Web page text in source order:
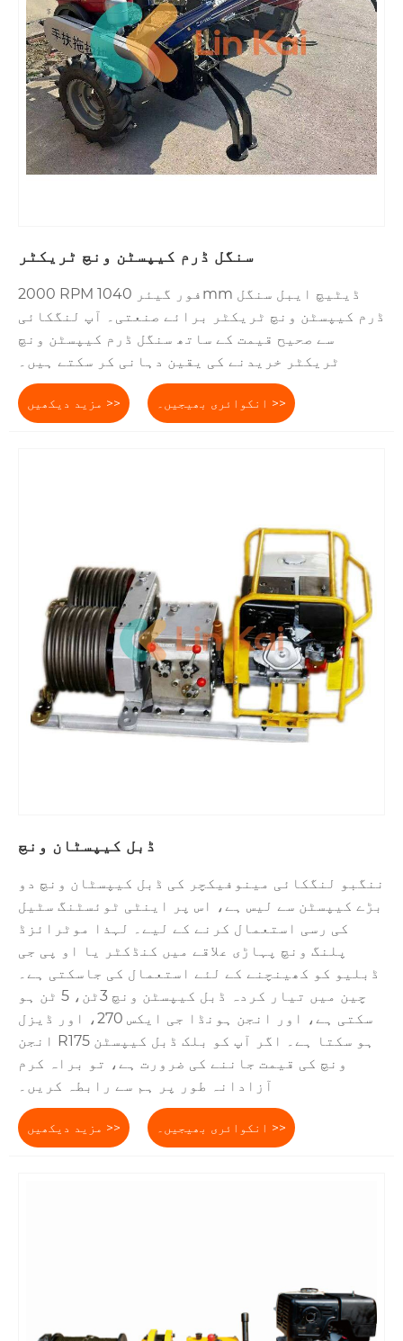
سنگل ڈرم کیپسٹن ونچ ٹریکٹر
2000 RPM فور گیئر 1040mm ڈیٹیچ ایبل سنگل
ڈرم کیپسٹن ونچ ٹریکٹر برائے صنعتی۔ آپ لنگکائی
سے صحیح قیمت کے ساتھ سنگل ڈرم کیپسٹن ونچ
ٹریکٹر خریدنے کی یقین دہانی کر سکتے ہیں۔
مزید دیکھیں >> انکوائری بھیجیں۔ >>
ڈبل کیپسٹان ونچ
ننگبو لنگکائی مینوفیکچر کی ڈبل کیپسٹان ونچ دو
بڑے کیپسٹن سے لیس ہے، اس پر اینٹی ٹوئسٹنگ سٹیل
کی رسی استعمال کرنے کے لیے۔ لہذا موٹرائزڈ
پلنگ ونچ پہاڑی علاقے میں کنڈکٹر یا او پی جی
ڈبلیو کو کھینچنے کے لئے استعمال کی جاسکتی ہے۔
چین میں تیار کردہ ڈبل کیپسٹن ونچ 3ٹن، 5 ٹن ہو
سکتی ہے، اور انجن ہونڈا جی ایکس 270، اور ڈیزل
انجن R175 ہو سکتا ہے۔ اگر آپ کو بلک ڈبل کیپسٹن
ونچ کی قیمت جاننے کی ضرورت ہے، تو براہ کرم
آزادانہ طور پر ہم سے رابطہ کریں۔
مزید دیکھیں >> انکوائری بھیجیں۔ >>